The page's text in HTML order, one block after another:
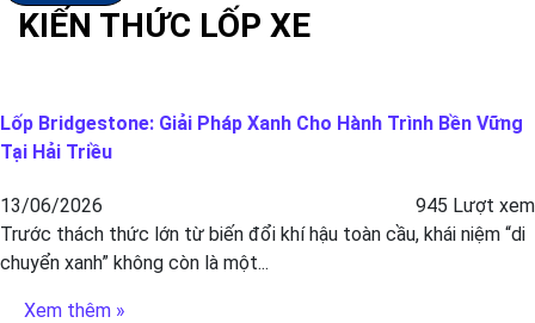
KIẾN THỨC LỐP XE
Lốp Bridgestone: Giải Pháp Xanh Cho Hành Trình Bền Vững
Tại Hải Triều
13/06/2026
945 Lượt xem
Trước thách thức lớn từ biến đổi khí hậu toàn cầu, khái niệm “di
chuyển xanh” không còn là một...
Xem thêm »